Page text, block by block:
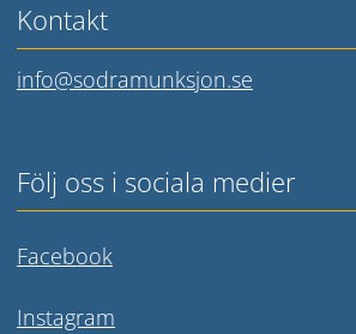
Kontakt
info@sodramunksjon.se
Följ oss i sociala medier
FacebookLänk till annan webbplats.
InstagramLänk till annan webbplats.